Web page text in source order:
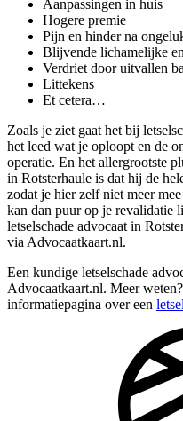
Aanpassingen in huis
Hogere premie
Pijn en hinder na
Blijvende lichamelijke
Verdriet door uitvallen
Littekens
Et cetera…
Zoals je ziet gaat het bij
het leed wat je oploopt en de
operatie. En het allergrootste
in Rotsterhaule is dat hij de
zodat je hier zelf niet meer
kan dan puur op je revalidatie
letselschade advocaat in
via Advocaatkaart.nl.
Een kundige letselschade
Advocaatkaart.nl. Meer
informatiepagina over een